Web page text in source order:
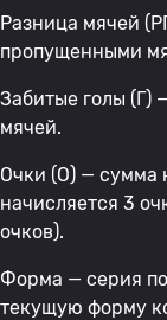
Разница мячей
пропущенными
Забитые голы (Г)
мячей.
Очки (О) — сумма
начисляется 3
очков).
Форма — серия
текущую форму